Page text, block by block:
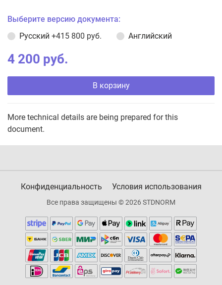
Выберите версию документа:
Русский +415 800 руб. Английский
4 200 руб.
В корзину
More technical details are being prepared for this
document.
Конфиденциальность Условия использования
Все права защищены © 2026 STDNORM